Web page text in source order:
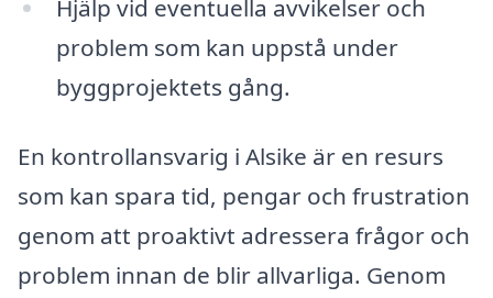
Hjälp vid eventuella avvikelser och
problem som kan uppstå under
byggprojektets gång.
En kontrollansvarig i Alsike är en resurs
som kan spara tid, pengar och frustration
genom att proaktivt adressera frågor och
problem innan de blir allvarliga. Genom